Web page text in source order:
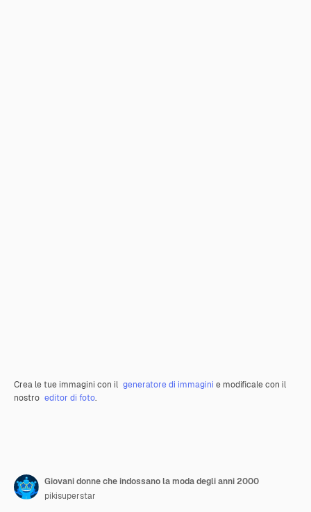
Crea le tue immagini con il generatore di immagini e modificale con il
nostro editor di foto.
Giovani donne che indossano la moda degli anni 2000
pikisuperstar